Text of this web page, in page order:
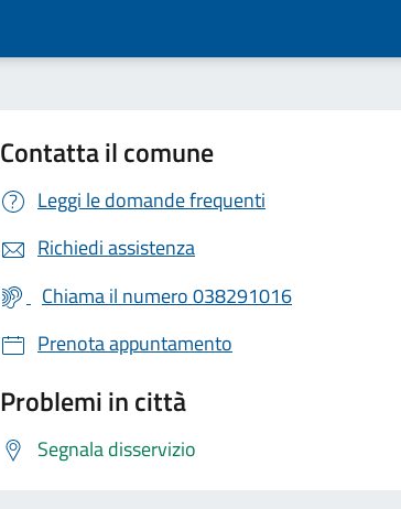
Contatta il comune
Leggi le domande frequenti
Richiedi assistenza
Chiama il numero 038291016
Prenota appuntamento
Problemi in città
Segnala disservizio